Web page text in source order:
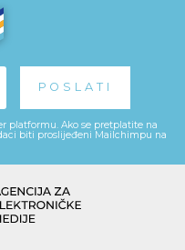
platformu. Ako se pretplatite na
biti proslijeđeni Mailchimpu na